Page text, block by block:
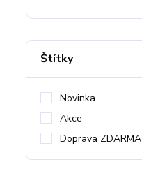
Štítky
Novinka
Akce
Doprava ZDARMA